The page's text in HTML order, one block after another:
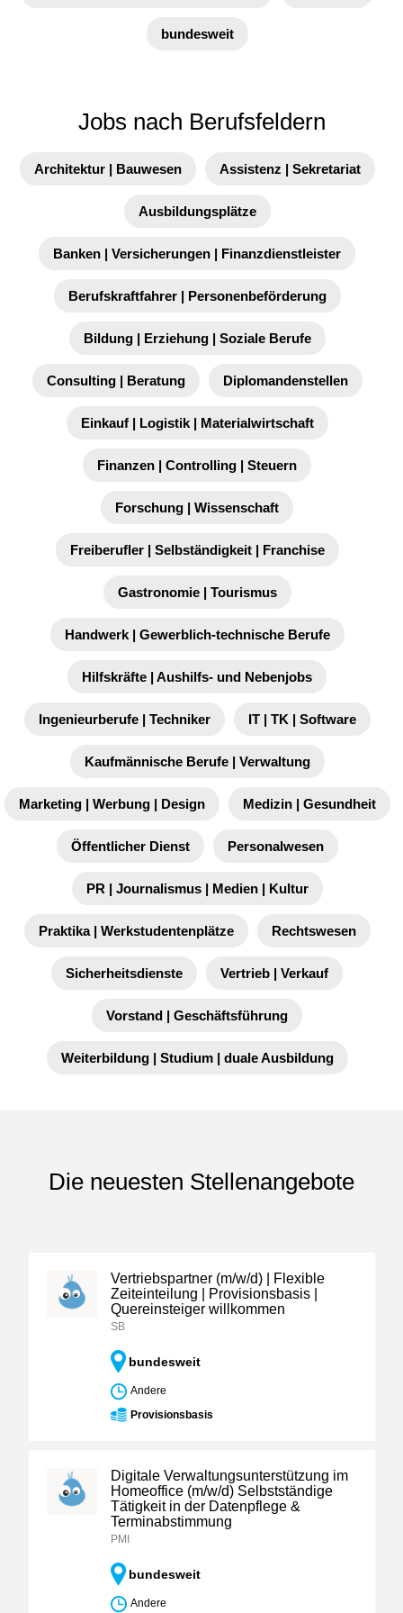
bundesweit
Jobs nach Berufsfeldern
Architektur | Bauwesen Assistenz | Sekretariat
Ausbildungsplätze
Banken | Versicherungen | Finanzdienstleister
Berufskraftfahrer | Personenbeförderung
Bildung | Erziehung | Soziale Berufe
Consulting | Beratung Diplomandenstellen
Einkauf | Logistik | Materialwirtschaft
Finanzen | Controlling | Steuern
Forschung | Wissenschaft
Freiberufler | Selbständigkeit | Franchise
Gastronomie | Tourismus
Handwerk | Gewerblich-technische Berufe
Hilfskräfte | Aushilfs- und Nebenjobs
Ingenieurberufe | Techniker IT | TK | Software
Kaufmännische Berufe | Verwaltung
Marketing | Werbung | Design Medizin | Gesundheit
Öffentlicher Dienst Personalwesen
PR | Journalismus | Medien | Kultur
Praktika | Werkstudentenplätze Rechtswesen
Sicherheitsdienste Vertrieb | Verkauf
Vorstand | Geschäftsführung
Weiterbildung | Studium | duale Ausbildung
Die neuesten Stellenangebote
Vertriebspartner (m/w/d) | Flexible
Zeiteinteilung | Provisionsbasis |
Quereinsteiger willkommen
SB
bundesweit
Andere
Provisionsbasis
Digitale Verwaltungsunterstützung im
Homeoffice (m/w/d) Selbstständige
Tätigkeit in der Datenpflege &
Terminabstimmung
PMI
bundesweit
Andere